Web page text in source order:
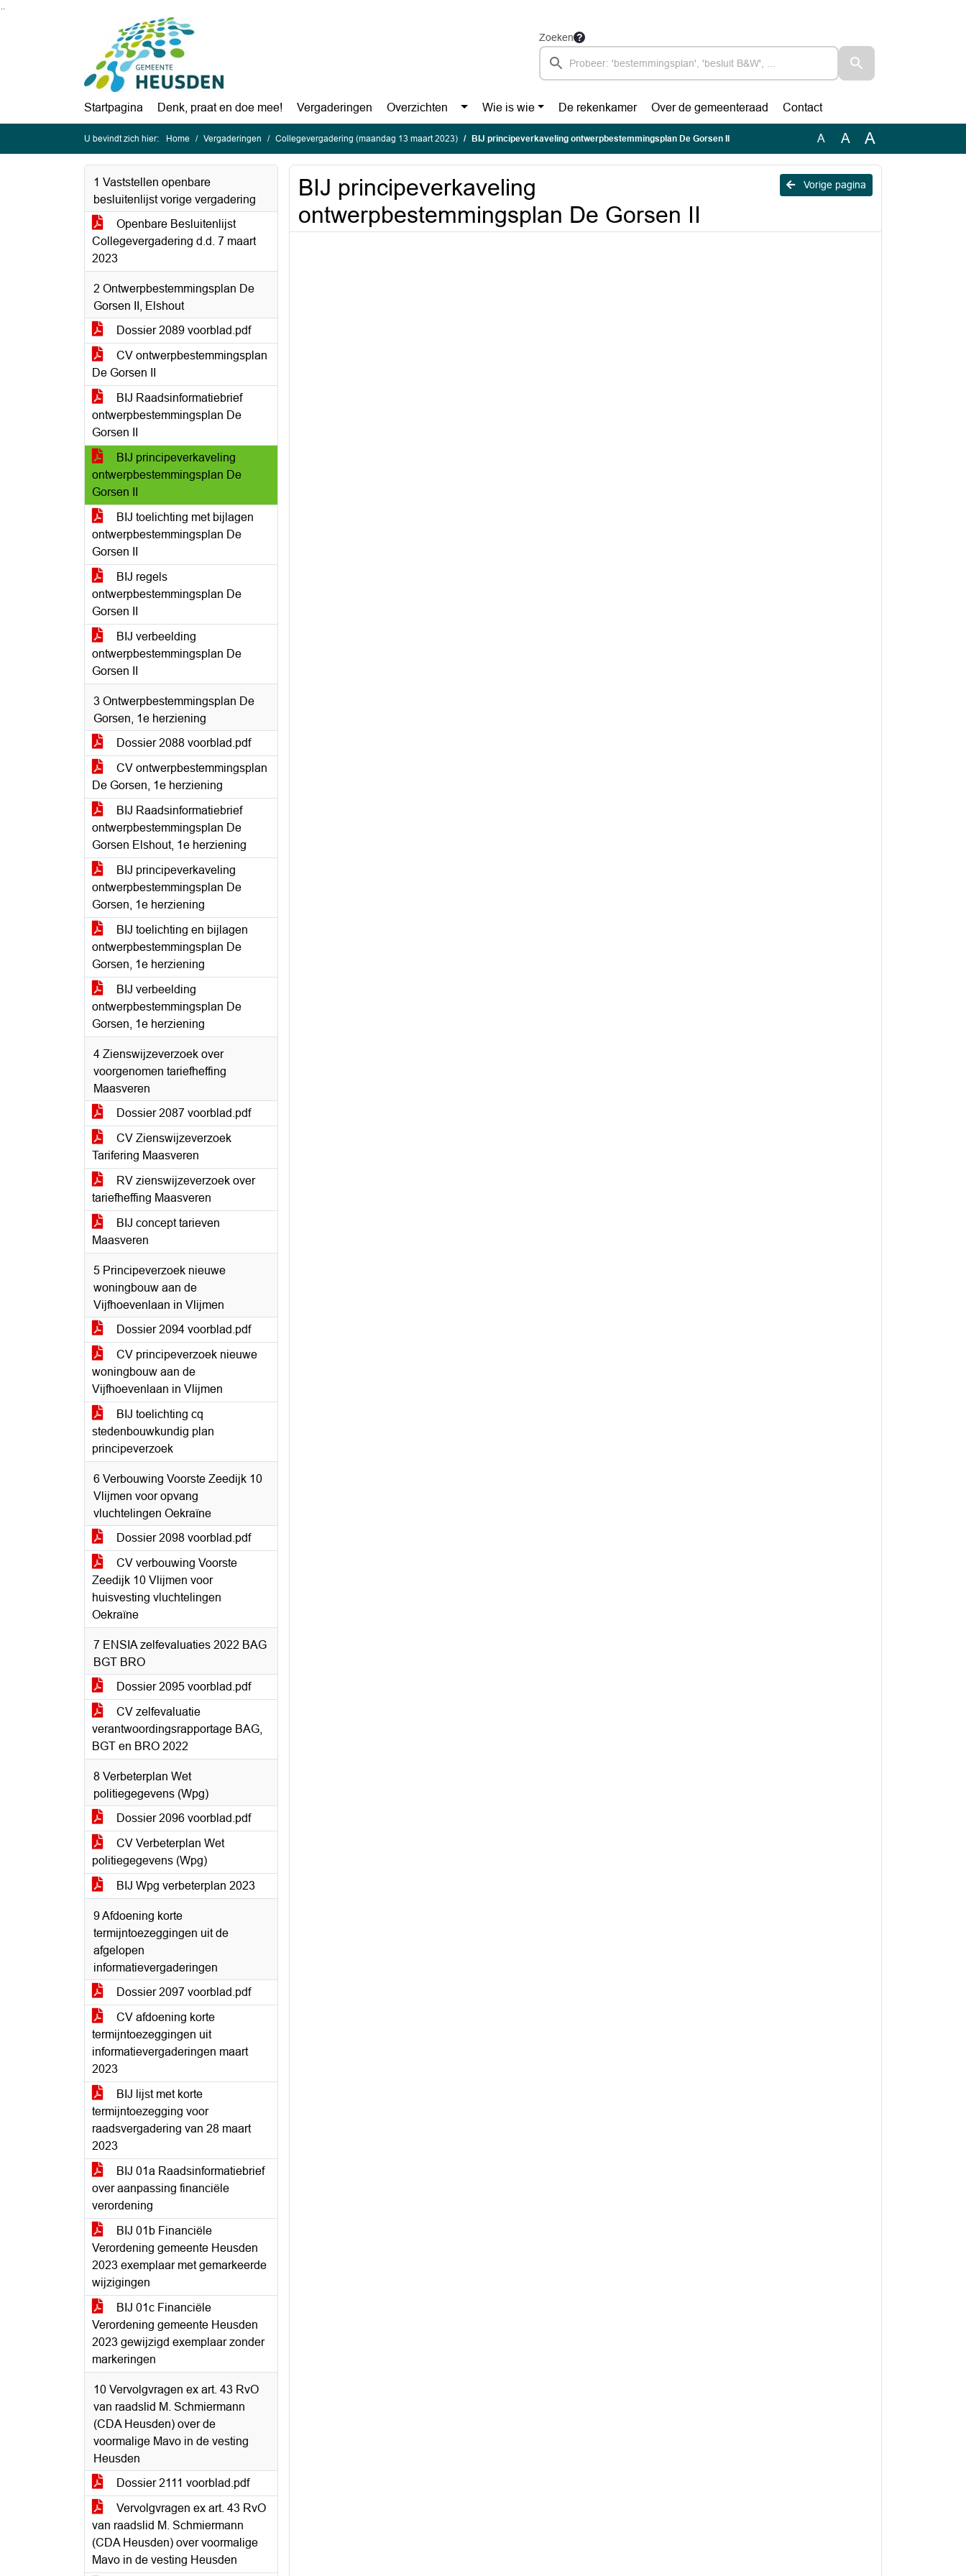
Ga naar de inhoud van deze pagina
Zoeken
Startpagina Denk, praat en doe mee! Vergaderingen Overzichten Wie is wie De rekenkamer Over de gemeenteraad Contact
U bevindt zich hier: Home Vergaderingen Collegevergadering (maandag 13 maart 2023) BIJ principeverkaveling ontwerpbestemmingsplan De Gorsen II A A A
1 Vaststellen openbare
besluitenlijst vorige vergadering
Openbare Besluitenlijst
Collegevergadering d.d. 7 maart
2023
2 Ontwerpbestemmingsplan De
Gorsen II, Elshout
Dossier 2089 voorblad.pdf
CV ontwerpbestemmingsplan
De Gorsen II
BIJ Raadsinformatiebrief
ontwerpbestemmingsplan De
Gorsen II
BIJ principeverkaveling
ontwerpbestemmingsplan De
Gorsen II
BIJ toelichting met bijlagen
ontwerpbestemmingsplan De
Gorsen II
BIJ regels
ontwerpbestemmingsplan De
Gorsen II
BIJ verbeelding
ontwerpbestemmingsplan De
Gorsen II
3 Ontwerpbestemmingsplan De
Gorsen, 1e herziening
Dossier 2088 voorblad.pdf
CV ontwerpbestemmingsplan
De Gorsen, 1e herziening
BIJ Raadsinformatiebrief
ontwerpbestemmingsplan De
Gorsen Elshout, 1e herziening
BIJ principeverkaveling
ontwerpbestemmingsplan De
Gorsen, 1e herziening
BIJ toelichting en bijlagen
ontwerpbestemmingsplan De
Gorsen, 1e herziening
BIJ verbeelding
ontwerpbestemmingsplan De
Gorsen, 1e herziening
4 Zienswijzeverzoek over
voorgenomen tariefheffing
Maasveren
Dossier 2087 voorblad.pdf
CV Zienswijzeverzoek
Tarifering Maasveren
RV zienswijzeverzoek over
tariefheffing Maasveren
BIJ concept tarieven
Maasveren
5 Principeverzoek nieuwe
woningbouw aan de
Vijfhoevenlaan in Vlijmen
Dossier 2094 voorblad.pdf
CV principeverzoek nieuwe
woningbouw aan de
Vijfhoevenlaan in Vlijmen
BIJ toelichting cq
stedenbouwkundig plan
principeverzoek
6 Verbouwing Voorste Zeedijk 10
Vlijmen voor opvang
vluchtelingen Oekraïne
Dossier 2098 voorblad.pdf
CV verbouwing Voorste
Zeedijk 10 Vlijmen voor
huisvesting vluchtelingen
Oekraïne
7 ENSIA zelfevaluaties 2022 BAG
BGT BRO
Dossier 2095 voorblad.pdf
CV zelfevaluatie
verantwoordingsrapportage BAG,
BGT en BRO 2022
8 Verbeterplan Wet
politiegegevens (Wpg)
Dossier 2096 voorblad.pdf
CV Verbeterplan Wet
politiegegevens (Wpg)
BIJ Wpg verbeterplan 2023
9 Afdoening korte
termijntoezeggingen uit de
afgelopen
informatievergaderingen
Dossier 2097 voorblad.pdf
CV afdoening korte
termijntoezeggingen uit
informatievergaderingen maart
2023
BIJ lijst met korte
termijntoezegging voor
raadsvergadering van 28 maart
2023
BIJ 01a Raadsinformatiebrief
over aanpassing financiële
verordening
BIJ 01b Financiële
Verordening gemeente Heusden
2023 exemplaar met gemarkeerde
wijzigingen
BIJ 01c Financiële
Verordening gemeente Heusden
2023 gewijzigd exemplaar zonder
markeringen
10 Vervolgvragen ex art. 43 RvO
van raadslid M. Schmiermann
(CDA Heusden) over de
voormalige Mavo in de vesting
Heusden
Dossier 2111 voorblad.pdf
Vervolgvragen ex art. 43 RvO
van raadslid M. Schmiermann
(CDA Heusden) over voormalige
Mavo in de vesting Heusden
Vorige pagina
BIJ principeverkaveling
ontwerpbestemmingsplan De Gorsen II